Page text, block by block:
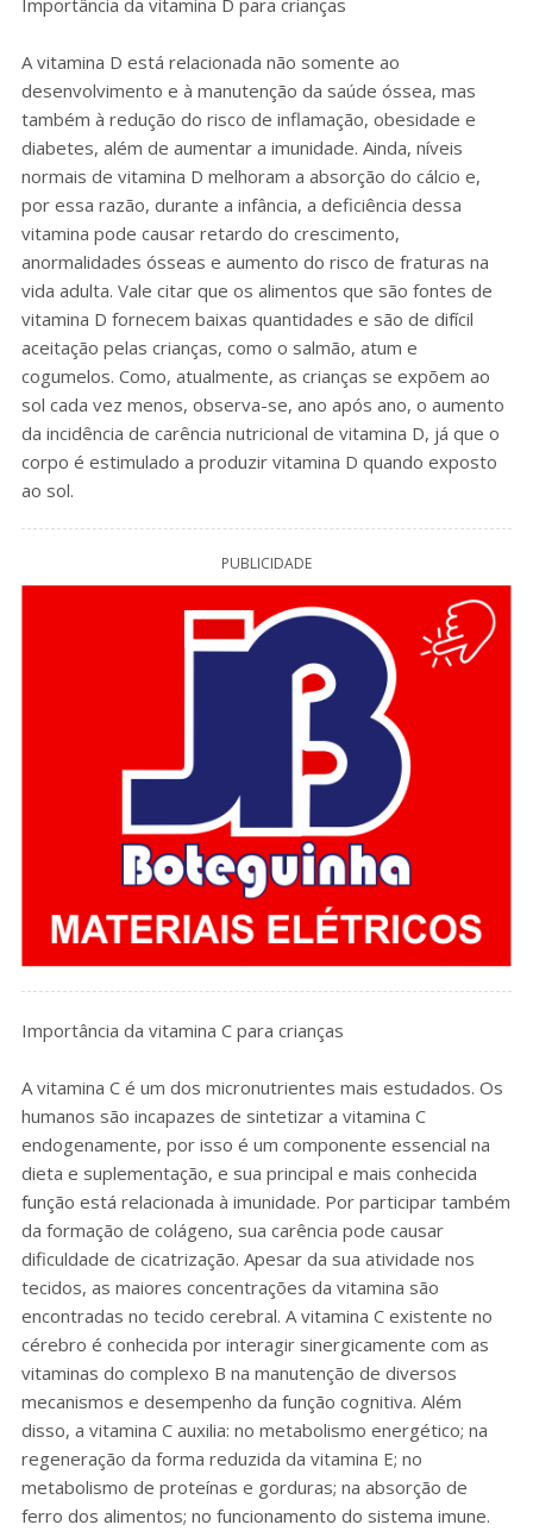
Importância da vitamina D para crianças
A vitamina D está relacionada não somente ao
desenvolvimento e à manutenção da saúde óssea, mas
também à redução do risco de inflamação, obesidade e
diabetes, além de aumentar a imunidade. Ainda, níveis
normais de vitamina D melhoram a absorção do cálcio e,
por essa razão, durante a infância, a deficiência dessa
vitamina pode causar retardo do crescimento,
anormalidades ósseas e aumento do risco de fraturas na
vida adulta. Vale citar que os alimentos que são fontes de
vitamina D fornecem baixas quantidades e são de difícil
aceitação pelas crianças, como o salmão, atum e
cogumelos. Como, atualmente, as crianças se expõem ao
sol cada vez menos, observa-se, ano após ano, o aumento
da incidência de carência nutricional de vitamina D, já que o
corpo é estimulado a produzir vitamina D quando exposto
ao sol.
PUBLICIDADE
Importância da vitamina C para crianças
A vitamina C é um dos micronutrientes mais estudados. Os
humanos são incapazes de sintetizar a vitamina C
endogenamente, por isso é um componente essencial na
dieta e suplementação, e sua principal e mais conhecida
função está relacionada à imunidade. Por participar também
da formação de colágeno, sua carência pode causar
dificuldade de cicatrização. Apesar da sua atividade nos
tecidos, as maiores concentrações da vitamina são
encontradas no tecido cerebral. A vitamina C existente no
cérebro é conhecida por interagir sinergicamente com as
vitaminas do complexo B na manutenção de diversos
mecanismos e desempenho da função cognitiva. Além
disso, a vitamina C auxilia: no metabolismo energético; na
regeneração da forma reduzida da vitamina E; no
metabolismo de proteínas e gorduras; na absorção de
ferro dos alimentos; no funcionamento do sistema imune.